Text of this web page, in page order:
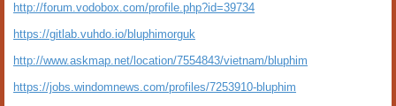
http://forum.vodobox.com/profile.php?id=39734
https://gitlab.vuhdo.io/bluphimorguk
http://www.askmap.net/location/7554843/vietnam/bluphim
https://jobs.windomnews.com/profiles/7253910-bluphim